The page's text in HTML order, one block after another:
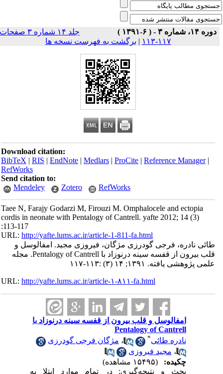
دوره ۱۴، شماره ۳ - ( ۶-۱۳۹۱ )
جلد ۱۴ شماره ۳ صفحات
۱۱۷-۱۱۳
| برگشت به فهرست نسخه ها
Download citation:
BibTeX|RIS|EndNote|Medlars|ProCite|Reference Manager
RefWorks
Send citation to:
Mendeley
Zotero RefWorks
Taee N, Farajy Godarzi M, Firouzi M. Omphalocele and ectopia
cordis in neonate with Pentalogy of Cantrell. yafte 2012; 14 (3)
:113-117
URL:http://yafte.lums.ac.ir/article-1-811-fa.html
طائی نادره، فرجی گودرزی مژگان، فیروزی مجید. امفالوسل و
قلب بیرون از قفسه سینه درنوزاد با Pentalogy of Cantrell. مجله
علمی پژوهشی یافته. ۱۳۹۱; ۱۴ (۳) :۱۱۳-۱۱۷
URL:http://yafte.lums.ac.ir/article-۱-۸۱۱-fa.html
امفالوسل و قلب بیرون از قفسه سینه درنوزاد با
Pentalogy of Cantrell
نادره طائی
،مژگان فرجی گودرزی
،مجید فیروزی
چکیده:
بحث و نتیجه‌گیری: در تمام موارد ابتلا به